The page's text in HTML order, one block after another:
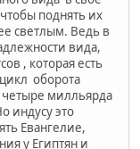
поднять их
светлым. Ведь в
вида,
, которая есть
оборота
милльярда
индусу это
Евангелие,
у Египтян и